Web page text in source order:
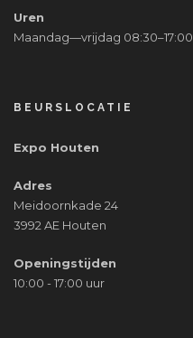
Uren
Maandag—vrijdag 08:30–17:00
BEURSLOCATIE
Expo Houten
Adres
Meidoornkade 24
3992 AE Houten
Openingstijden
10:00 - 17:00 uur